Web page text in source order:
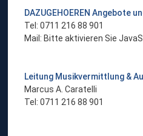
DAZUGEHOEREN Angebote
Tel: 0711 216 88 901
Mail: Bitte aktivieren Sie
Leitung Musikvermittlung &
Marcus A. Caratelli
Tel: 0711 216 88 901